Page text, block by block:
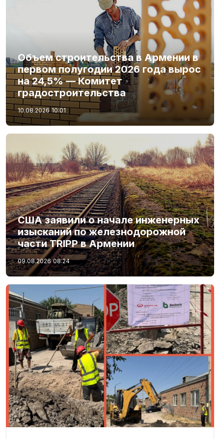
Объем строительства в Армении в
первом полугодии 2026 года вырос
на 24,5% — Комитет
градостроительства
10.08.2026 10:01
США заявили о начале инженерных
изысканий по железнодорожной
части TRIPP в Армении
09.08.2026 08:24